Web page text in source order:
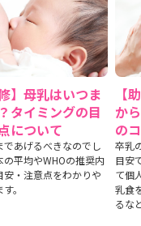
】母乳はいつま
タイミングの目
について
であげるべきなのでし
の平均やWHOの推奨内
安・注意点をわかりや
。
【
か
の
卒乳
目安
て個
乳食
るな